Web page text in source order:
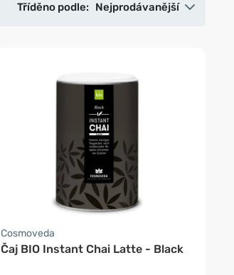
Tříděno podle: Nejprodávanější
Cosmoveda
Čaj BIO Instant Chai Latte - Black